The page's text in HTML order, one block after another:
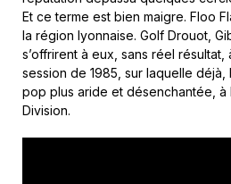
Et ce terme est bien maigre. Floo
la région lyonnaise. Golf Drouot,
s’offrirent à eux, sans réel
session de 1985, sur laquelle déjà,
pop plus aride et désenchantée, à
Division.